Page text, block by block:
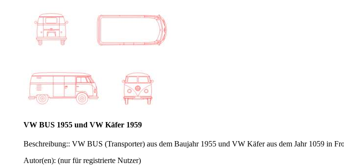
VW BUS 1955 und VW Käfer 1959
Beschreibung:: VW BUS (Transporter) aus dem Baujahr 1955 und VW Käfer aus dem Jahr 1059 in
Autor(en): (nur für registrierte Nutzer)